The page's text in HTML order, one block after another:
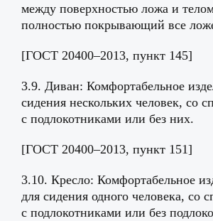
между поверхностью ложа и
полностью покрывающий все
[ГОСТ 20400–2013, пункт 145]
3.9. Диван: Комфортабельное
сидения нескольких человек, со
с подлокотниками или без них.
[ГОСТ 20400–2013, пункт 151]
3.10. Кресло: Комфортабельное
для сидения одного человека, со
с подлокотниками или без